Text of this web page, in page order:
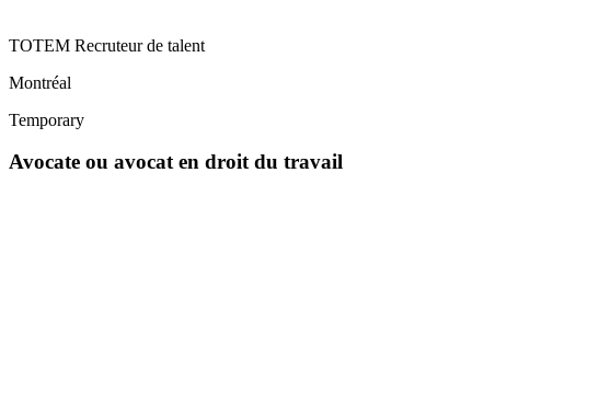
TOTEM Recruteur de talent
Montréal
Temporary
Avocate ou avocat en droit du travail